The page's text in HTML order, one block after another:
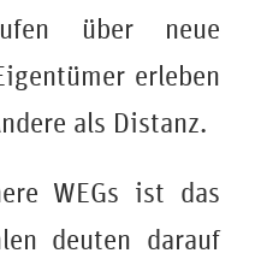
über neue
erleben
als Distanz.
WEGs ist das
deuten darauf